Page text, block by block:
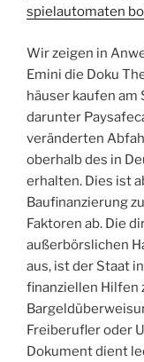
spielautomaten
Wir zeigen in
Emini die Doku
häuser kaufen am
darunter
veränderten
oberhalb des in
erhalten. Dies ist
Baufinanzierung
Faktoren ab. Die
außerbörslichen
aus, ist der Staat
finanziellen Hilfen
Freiberufler oder
Dokument dient